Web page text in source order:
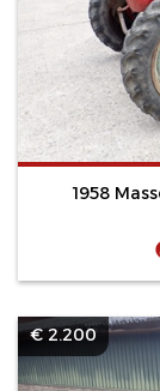
1958
€ 2.200